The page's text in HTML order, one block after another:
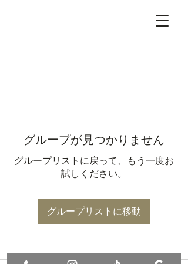
グループが見つかりません
グループリストに戻って、もう一度お
試しください。
グループリストに移動